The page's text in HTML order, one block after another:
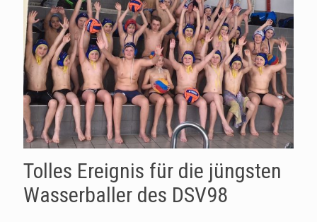
Tolles Ereignis für die jüngsten
Wasserballer des DSV98